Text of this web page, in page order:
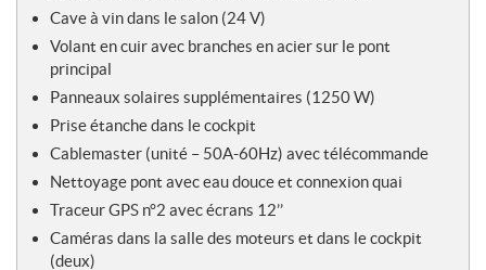
Cave à vin dans le salon (24 V)
Volant en cuir avec branches en acier sur le pont
principal
Panneaux solaires supplémentaires (1250 W)
Prise étanche dans le cockpit
Cablemaster (unité – 50A-60Hz) avec télécommande
Nettoyage pont avec eau douce et connexion quai
Traceur GPS n°2 avec écrans 12’’
Caméras dans la salle des moteurs et dans le cockpit
(deux)